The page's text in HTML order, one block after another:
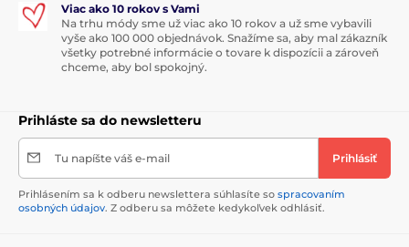
Viac ako 10 rokov s Vami
Na trhu módy sme už viac ako 10 rokov a už sme vybavili
vyše ako 100 000 objednávok. Snažíme sa, aby mal zákazník
všetky potrebné informácie o tovare k dispozícii a zároveň
chceme, aby bol spokojný.
Prihláste sa do newsletteru
Tu napíšte váš e-mail Prihlásiť
Prihlásením sa k odberu newslettera súhlasíte so spracovaním
osobných údajov. Z odberu sa môžete kedykoľvek odhlásiť.